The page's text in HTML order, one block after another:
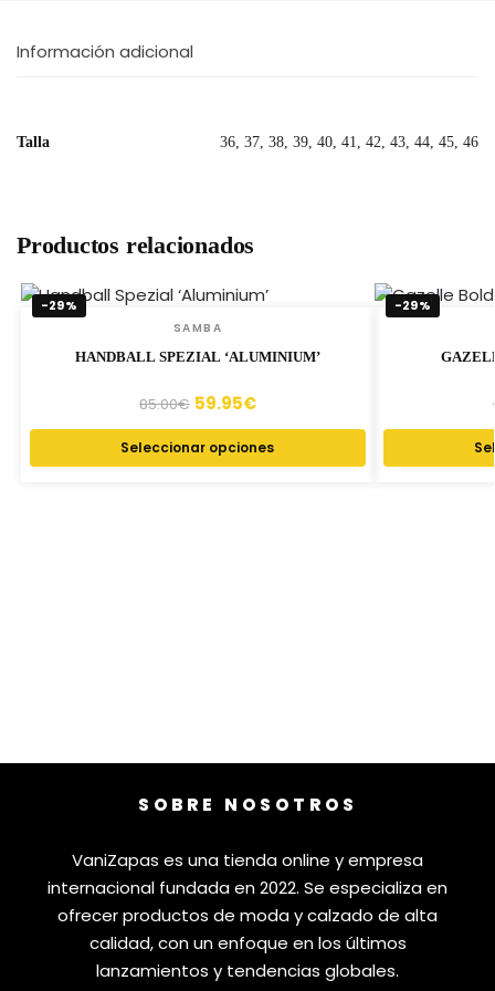
Información adicional
Talla 36, 37, 38, 39, 40, 41, 42, 43, 44, 45, 46
Productos relacionados
-29%
SAMBA
HANDBALL SPEZIAL ‘ALUMINIUM’
85.00€ 59.95€
Seleccionar opciones
-29%
SOBRE NOSOTROS
VaniZapas es una tienda online y empresa
internacional fundada en 2022. Se especializa en
ofrecer productos de moda y calzado de alta
calidad, con un enfoque en los últimos
lanzamientos y tendencias globales.